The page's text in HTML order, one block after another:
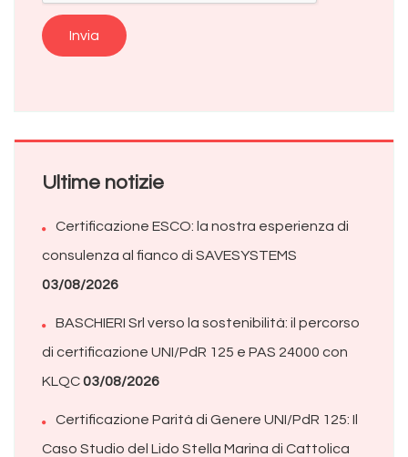
Ultime notizie
Certificazione ESCO: la nostra esperienza di
consulenza al fianco di SAVESYSTEMS
03/08/2026
BASCHIERI Srl verso la sostenibilità: il percorso
di certificazione UNI/PdR 125 e PAS 24000 con
KLQC03/08/2026
Certificazione Parità di Genere UNI/PdR 125: Il
Caso Studio del Lido Stella Marina di Cattolica